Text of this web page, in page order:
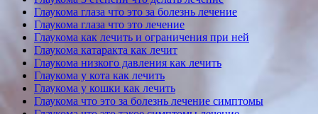
Глаукома глаза что это за болезнь лечение
Глаукома глаза что это лечение
Глаукома как лечить и ограничения при ней
Глаукома катаракта как лечит
Глаукома низкого давления как лечить
Глаукома у кота как лечить
Глаукома у кошки как лечить
Глаукома что это за болезнь лечение симптомы